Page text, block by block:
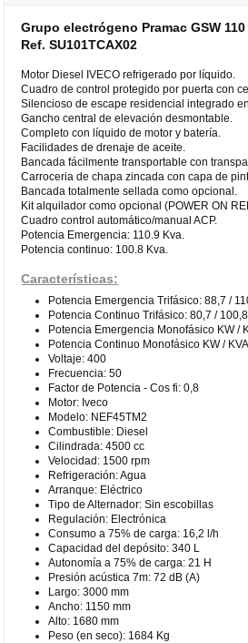
Grupo electrógeno Pramac GSW 110
Ref. SU101TCAX02
Motor Diesel IVECO refrigerado por líquido.
Cuadro de control protegido por puerta con
Silencioso de escape residencial integrado
Gancho central de elevación desmontable.
Completo con líquido de motor y batería.
Facilidades de drenaje de aceite.
Bancada fácilmente transportable con
Carroceria de chapa zincada con capa de
Bancada totalmente sellada como opcional.
Kit alquilador como opcional (POWER ON
Cuadro control automático/manual ACP.
Potencia Emergencia: 110.9 Kva.
Potencia continuo: 100.8 Kva.
Características:
Potencia Emergencia Trifásico: 88,7 /
Potencia Continuo Trifásico: 80,7 /
Potencia Emergencia Monofásico KW /
Potencia Continuo Monofásico KW /
Voltaje: 400
Frecuencia: 50
Factor de Potencia - Cos fi: 0,8
Motor: Iveco
Modelo: NEF45TM2
Combustible: Diesel
Cilindrada: 4500 cc
Velocidad: 1500 rpm
Refrigeración: Agua
Arranque: Eléctrico
Tipo de Alternador: Sin escobillas
Regulación: Electrónica
Consumo a 75% de carga: 16,2 l/h
Capacidad del depósito: 340 L
Autonomía a 75% de carga: 21 H
Presión acústica 7m: 72 dB (A)
Largo: 3000 mm
Ancho: 1150 mm
Alto: 1680 mm
Peso (en seco): 1684 Kg